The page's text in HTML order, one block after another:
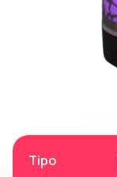
Tipo